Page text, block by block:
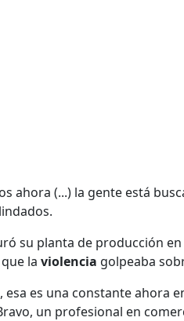
ahora (...) la gente está
su planta de producción
la violencia golpeaba
es una constante ahora
un profesional en